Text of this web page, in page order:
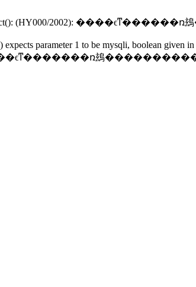
expects parameter 1 to be mysqli, boolean given in